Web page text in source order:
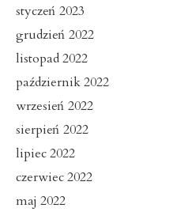
styczeń 2023
grudzień 2022
listopad 2022
październik 2022
wrzesień 2022
sierpień 2022
lipiec 2022
czerwiec 2022
maj 2022